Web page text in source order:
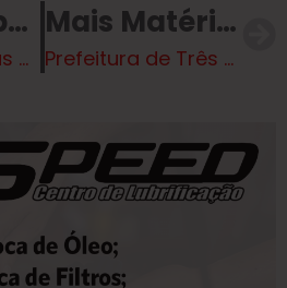
Veja Também
Varizes: saiba as principais causas e quando procurar um especialista
Mais Matérias
Prefeitura de Três Lagoas abre inscrições, na segunda (20), para concurso de desenho sobre sustentabilidade